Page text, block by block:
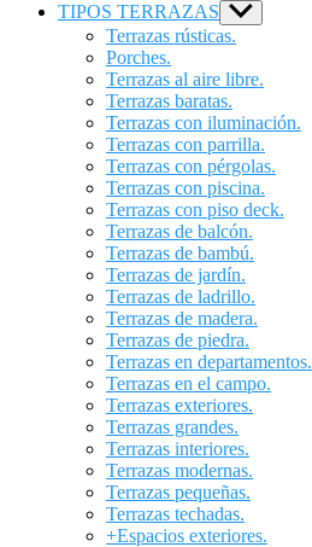
TIPOS TERRAZAS Show
sub
menu
Terrazas rústicas.
Porches.
Terrazas al aire libre.
Terrazas baratas.
Terrazas con iluminación.
Terrazas con parrilla.
Terrazas con pérgolas.
Terrazas con piscina.
Terrazas con piso deck.
Terrazas de balcón.
Terrazas de bambú.
Terrazas de jardín.
Terrazas de ladrillo.
Terrazas de madera.
Terrazas de piedra.
Terrazas en departamentos.
Terrazas en el campo.
Terrazas exteriores.
Terrazas grandes.
Terrazas interiores.
Terrazas modernas.
Terrazas pequeñas.
Terrazas techadas.
+Espacios exteriores.